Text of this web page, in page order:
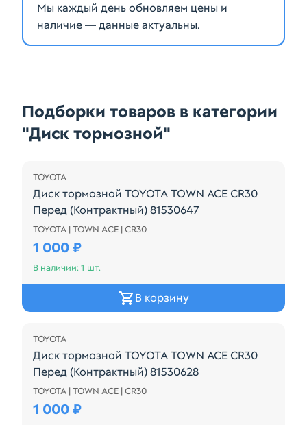
Мы каждый день обновляем цены и
наличие — данные актуальны.
Подборки товаров в категории
"Диск тормозной"
TOYOTA
Диск тормозной TOYOTA TOWN ACE CR30
Перед (Контрактный) 81530647
Диск тормозной TOYOTA TOWN ACE CR30 Перед
TOYOTA | TOWN ACE | CR30
1 000 ₽
В наличии: 1 шт.
В корзину
TOYOTA
Диск тормозной TOYOTA TOWN ACE CR30
Перед (Контрактный) 81530628
Диск тормозной TOYOTA TOWN ACE CR30 Перед
TOYOTA | TOWN ACE | CR30
1 000 ₽